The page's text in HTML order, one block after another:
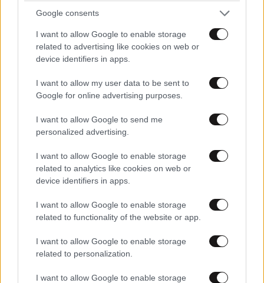
Google consents
I want to allow Google to enable storage
related to advertising like cookies on web or
device identifiers in apps.
I want to allow my user data to be sent to
Google for online advertising purposes.
I want to allow Google to send me
personalized advertising.
I want to allow Google to enable storage
related to analytics like cookies on web or
device identifiers in apps.
I want to allow Google to enable storage
related to functionality of the website or app.
I want to allow Google to enable storage
related to personalization.
I want to allow Google to enable storage
Έρχεται πλαφόν στα πάγια των λογαριασμών
του ηλεκτρικού ρεύματος